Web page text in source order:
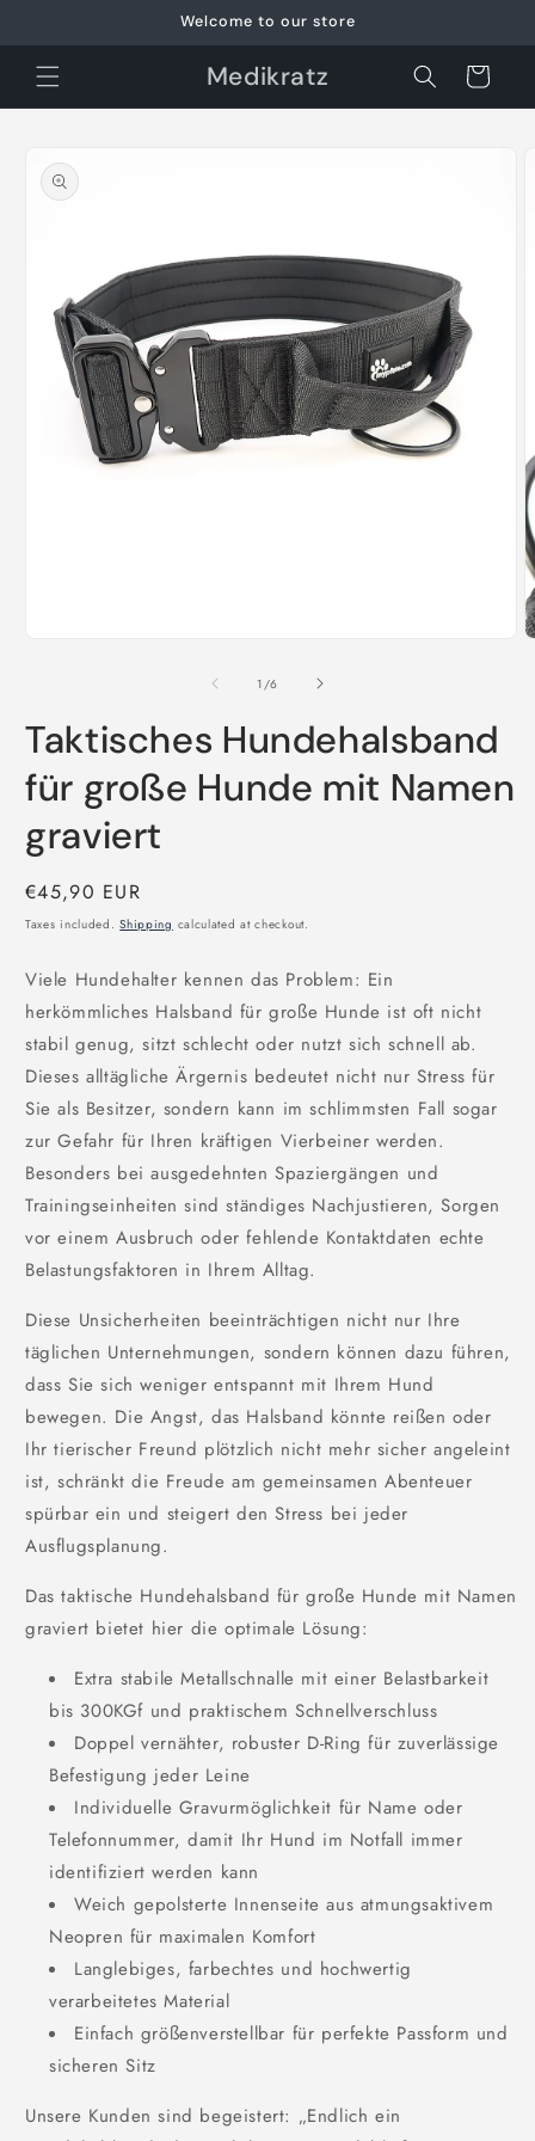
Welcome to our store
Medikratz Cart
product
information
1 /of
6
Taktisches Hundehalsband
für große Hunde mit Namen
graviert
Regular
price
€45,90 EUR
Taxes included.Shipping calculated at checkout.
Viele Hundehalter kennen das Problem: Ein
herkömmliches Halsband für große Hunde ist oft nicht
stabil genug, sitzt schlecht oder nutzt sich schnell ab.
Dieses alltägliche Ärgernis bedeutet nicht nur Stress für
Sie als Besitzer, sondern kann im schlimmsten Fall sogar
zur Gefahr für Ihren kräftigen Vierbeiner werden.
Besonders bei ausgedehnten Spaziergängen und
Trainingseinheiten sind ständiges Nachjustieren, Sorgen
vor einem Ausbruch oder fehlende Kontaktdaten echte
Belastungsfaktoren in Ihrem Alltag.
Diese Unsicherheiten beeinträchtigen nicht nur Ihre
täglichen Unternehmungen, sondern können dazu führen,
dass Sie sich weniger entspannt mit Ihrem Hund
bewegen. Die Angst, das Halsband könnte reißen oder
Ihr tierischer Freund plötzlich nicht mehr sicher angeleint
ist, schränkt die Freude am gemeinsamen Abenteuer
spürbar ein und steigert den Stress bei jeder
Ausflugsplanung.
Das taktische Hundehalsband für große Hunde mit Namen
graviert bietet hier die optimale Lösung:
Extra stabile Metallschnalle mit einer Belastbarkeit
bis 300KGf und praktischem Schnellverschluss
Doppel vernähter, robuster D-Ring für zuverlässige
Befestigung jeder Leine
Individuelle Gravurmöglichkeit für Name oder
Telefonnummer, damit Ihr Hund im Notfall immer
identifiziert werden kann
Weich gepolsterte Innenseite aus atmungsaktivem
Neopren für maximalen Komfort
Langlebiges, farbechtes und hochwertig
verarbeitetes Material
Einfach größenverstellbar für perfekte Passform und
sicheren Sitz
Unsere Kunden sind begeistert: „Endlich ein